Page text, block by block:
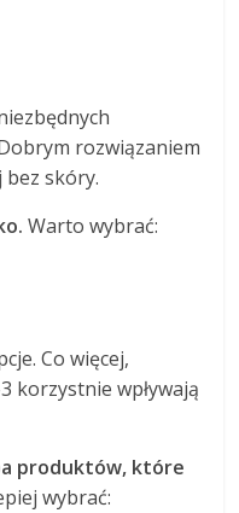
rozwiązaniem
skóry.
Warto wybrać:
Co więcej,
korzystnie wpływają
produktów, które
wybrać: